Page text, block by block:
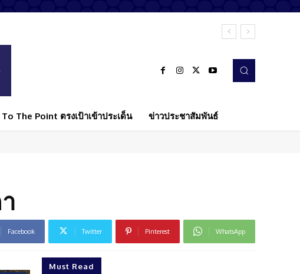
The Point ตรงเป้าเข้าประเด็น ข่าวประชาสัมพันธ์
Facebook Twitter Pinterest WhatsApp
Must Read